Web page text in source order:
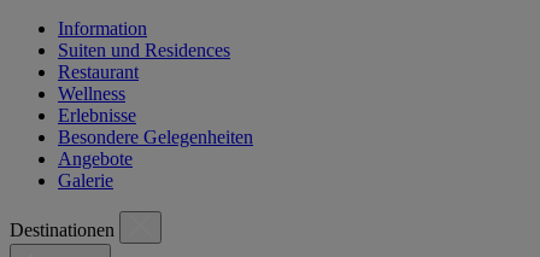
Information
Suiten und Residences
Restaurant
Wellness
Erlebnisse
Besondere Gelegenheiten
Angebote
Galerie
Destinationen